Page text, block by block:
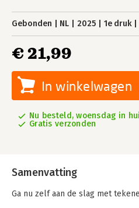
Gebonden NL 2025 1e druk
€ 21,99
In winkelwagen
Nu besteld, woensdag in
Gratis verzonden
Samenvatting
Ga nu zelf aan de slag met